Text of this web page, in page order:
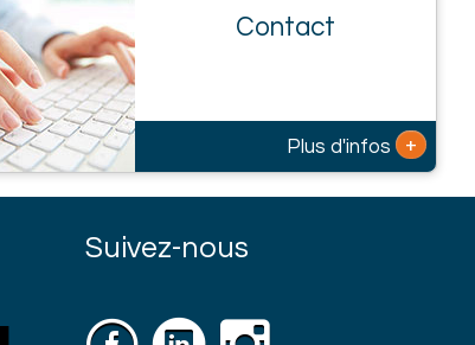
Contact
Plus d'infos +
Suivez-nous